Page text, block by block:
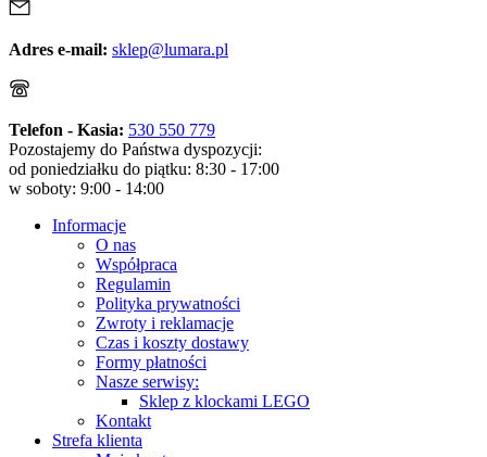
Adres e-mail: sklep@lumara.pl
Telefon - Kasia: 530 550 779
Pozostajemy do Państwa dyspozycji:
od poniedziałku do piątku: 8:30 - 17:00
w soboty: 9:00 - 14:00
Informacje
O nas
Współpraca
Regulamin
Polityka prywatności
Zwroty i reklamacje
Czas i koszty dostawy
Formy płatności
Nasze serwisy:
Sklep z klockami LEGO
Kontakt
Strefa klienta